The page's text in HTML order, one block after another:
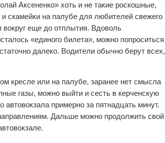
Аксененко» хоть и не такие роскошные,
скамейки на палубе для любителей свежего
вокруг еще до отплытия. Вдоволь
«единого билета», можно попроситься
далеко. Водители обычно берут всех,
кресле или на палубе, заранее нет смысла
газы, можно выйти и сесть в керченскую
примерно за пятнадцать минут.
Дальше можно продолжить свой